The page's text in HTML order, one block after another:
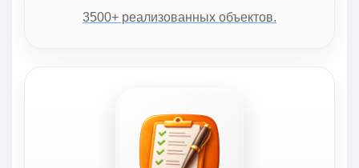
3500+ реализованных объектов.